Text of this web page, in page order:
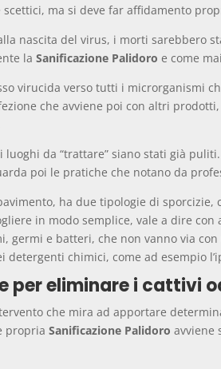
ma si deve far affidamento
nascita del virus, i morti sarebbero
la Sanificazione Palidoro e come
virucida verso tutti i microrganismi
che avviene poi con altri
da “trattare” siano stati già
poi le pratiche che notano da
ha due tipologie di sporcizie,
in modo semplice, vale a dire
e batteri, che non vanno via
chimici, come ad esempio
per eliminare i cattivi
che mira ad apportare
propria Sanificazione Palidoro avviene